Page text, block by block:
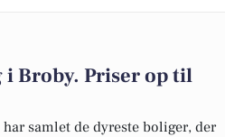
i Broby. Priser op til
samlet de dyreste boliger, der